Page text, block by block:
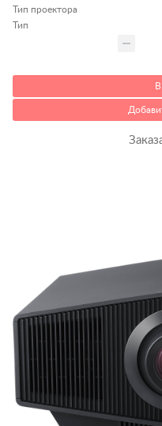
Тип проектора
Тип